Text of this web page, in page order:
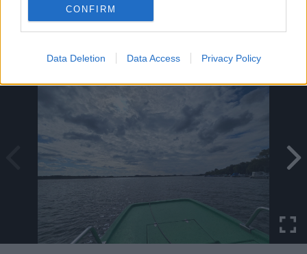
CONFIRM
Data Deletion Data Access Privacy Policy
látogatóinak a parkolás a Fűzfa Pihenőpark melletti
füves területen lehetséges, amely már nem ingyenes,